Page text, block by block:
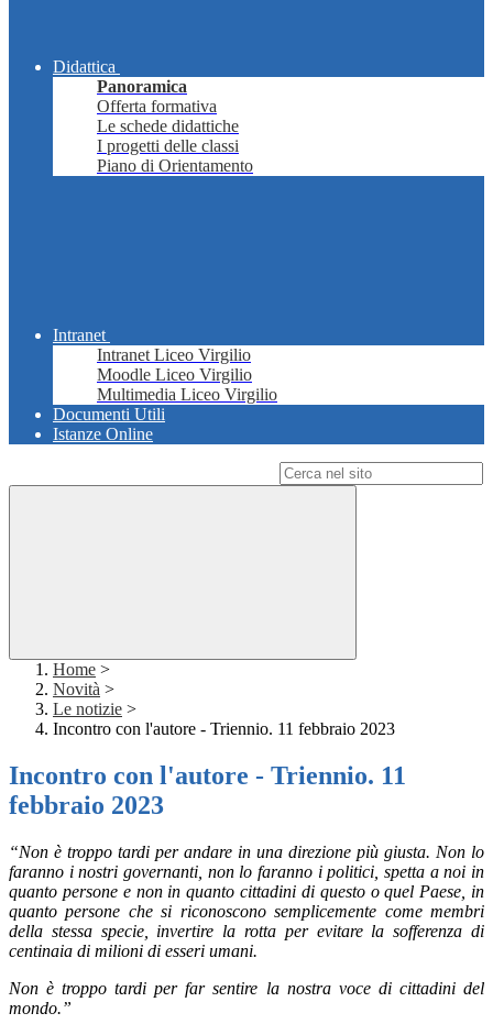
Didattica
Panoramica
Offerta formativa
Le schede didattiche
I progetti delle classi
Piano di Orientamento
Intranet
Intranet Liceo Virgilio
Moodle Liceo Virgilio
Multimedia Liceo Virgilio
Documenti Utili
Istanze Online
Home >
Novità >
Le notizie >
Incontro con l'autore - Triennio. 11 febbraio 2023
Incontro con l'autore - Triennio. 11
febbraio 2023
“Non è troppo tardi per andare in una direzione più giusta. Non lo
faranno i nostri governanti, non lo faranno i politici, spetta a noi in
quanto persone e non in quanto cittadini di questo o quel Paese, in
quanto persone che si riconoscono semplicemente come membri
della stessa specie, invertire la rotta per evitare la sofferenza di
centinaia di milioni di esseri umani.
Non è troppo tardi per far sentire la nostra voce di cittadini del
mondo.”